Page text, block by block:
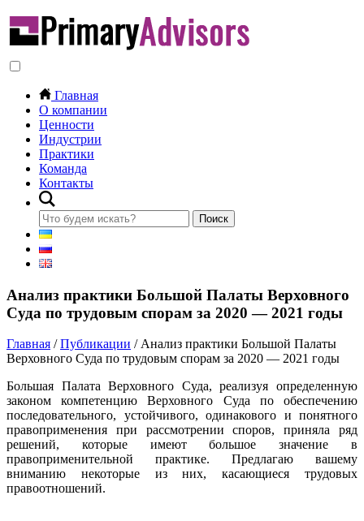
Главная
О компании
Ценности
Индустрии
Практики
Команда
Контакты
Анализ практики Большой Палаты Верховного
Суда по трудовым спорам за 2020 — 2021 годы
Главная /Публикации /Анализ практики Большой Палаты
Верховного Суда по трудовым спорам за 2020 — 2021 годы
Большая Палата Верховного Суда, реализуя определенную
законом компетенцию Верховного Суда по обеспечению
последовательного, устойчивого, одинакового и понятного
правоприменения при рассмотрении споров, приняла ряд
решений, которые имеют большое значение в
правоприменительной практике. Предлагаю вашему
вниманию некоторые из них, касающиеся трудовых
правоотношений.